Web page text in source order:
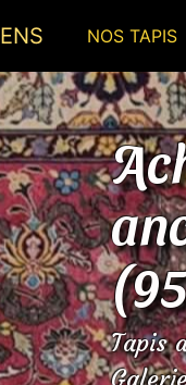
NOS TAPIS
Tapis